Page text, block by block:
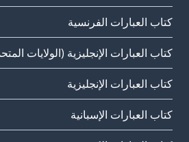
كتاب العبارات الفرنسية
كتاب العبارات الإنجليزية (الولايات
كتاب العبارات الإنجليزية
كتاب العبارات الإسبانية